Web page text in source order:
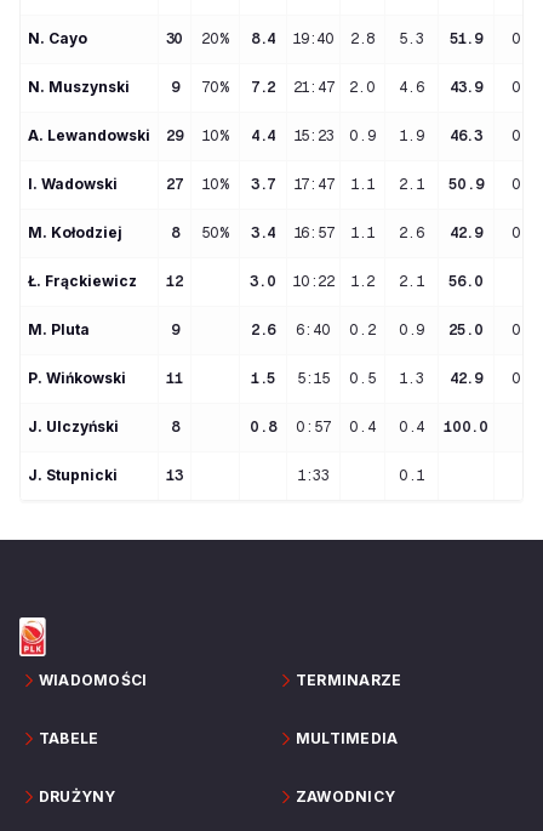
N. Cayo 30 20% 8.4 19:40 2.8 5.3 51.9 0.1
N. Muszynski 9 70% 7.2 21:47 2.0 4.6 43.9 0.2
A. Lewandowski 29 10% 4.4 15:23 0.9 1.9 46.3 0.6
I. Wadowski 27 10% 3.7 17:47 1.1 2.1 50.9 0.3
M. Kołodziej 8 50% 3.4 16:57 1.1 2.6 42.9 0.3
Ł. Frąckiewicz 12 3.0 10:22 1.2 2.1 56.0
M. Pluta 9 2.6 6:40 0.2 0.9 25.0 0.3
P. Wińkowski 11 1.5 5:15 0.5 1.3 42.9 0.1
J. Ulczyński 8 0.8 0:57 0.4 0.4 100.0
J. Stupnicki 13 1:33 0.1
WIADOMOŚCI TERMINARZE
TABELE MULTIMEDIA
DRUŻYNY ZAWODNICY